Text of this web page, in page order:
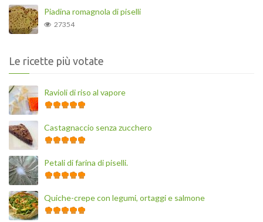
Piadina romagnola di piselli
27354
Le ricette più votate
Ravioli di riso al vapore
Castagnaccio senza zucchero
Petali di farina di piselli.
Quiche-crepe con legumi, ortaggi e salmone